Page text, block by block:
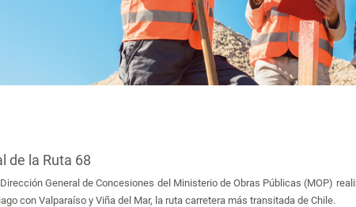
de la Ruta 68
General de Concesiones del Ministerio de Obras Públicas (MOP)
con Valparaíso y Viña del Mar, la ruta carretera más transitada de Chile.